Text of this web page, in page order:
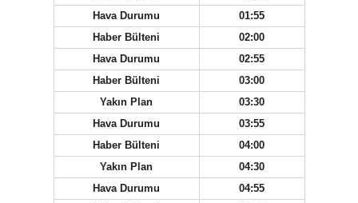
Hava Durumu
01:55
Haber Bülteni
02:00
Hava Durumu
02:55
Haber Bülteni
03:00
Yakın Plan
03:30
Hava Durumu
03:55
Haber Bülteni
04:00
Yakın Plan
04:30
Hava Durumu
04:55